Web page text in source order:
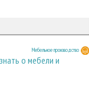
Мебельное производство
о мебели и